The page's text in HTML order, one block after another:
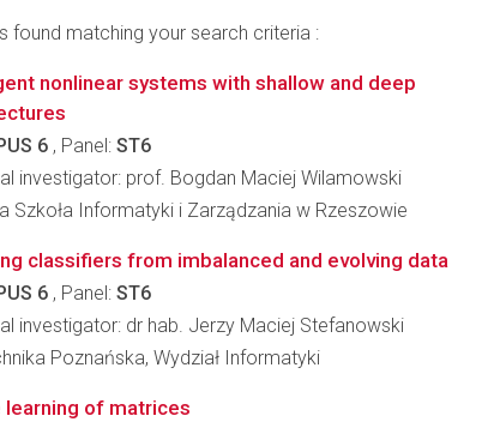
found matching your search criteria :
nonlinear systems with shallow and deep
6 , Panel: ST6
investigator: prof. Bogdan Maciej Wilamowski
Szkoła Informatyki i Zarządzania w Rzeszowie
classifiers from imbalanced and evolving data
6 , Panel: ST6
investigator: dr hab. Jerzy Maciej Stefanowski
Poznańska, Wydział Informatyki
learning of matrices